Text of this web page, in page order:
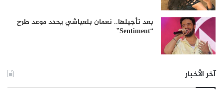
بعد تأجيلها.. نعمان بلعياشي يحدد موعد طرح
“Sentiment”
آخر الأخبار